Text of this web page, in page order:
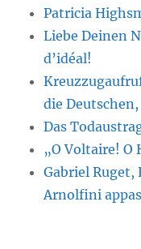
Patricia
Liebe Deinen
d’idéal!
die Deutschen,
Das
„O Voltaire!
Gabriel Ruget,
Arnolfini